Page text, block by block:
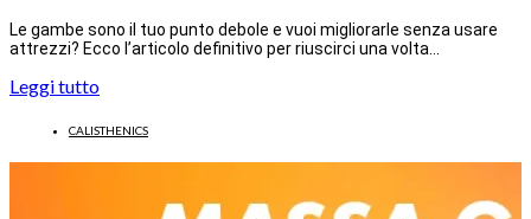
Le gambe sono il tuo punto debole e vuoi migliorarle senza usare
attrezzi? Ecco l’articolo definitivo per riuscirci una volta…
Leggi tutto
CALISTHENICS